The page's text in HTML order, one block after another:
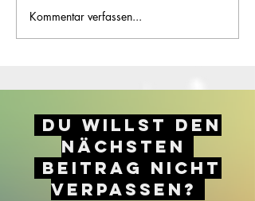
Introducing Berlin:
Neukölln
Kommentar verfassen...
DU WILLST DEN
NÄCHSTEN
BEITRAG NICHT
VERPASSEN?